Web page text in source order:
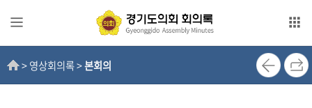
본문으로 바로가기
메인메뉴 바로가기
전
자
> 영상회의록 >본회의